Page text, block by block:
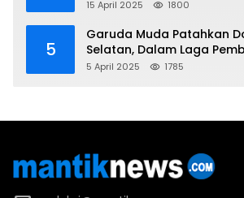
Korea Utara
15 April 2025 1800
5
Garuda Muda Patahkan
Selatan, Dalam Laga
2025 U-17
5 April 2025 1785